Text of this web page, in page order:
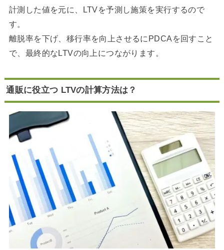
計測した値を元に、LTVを予測し施策を実行するので
す。
離脱率を下げ、移行率を向上させるにPDCAを回すこと
で、最終的なLTVの向上につながります。
通販に役立つ LTVの計算方法は？